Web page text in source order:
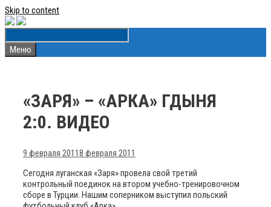
Skip to content
Меню
«ЗАРЯ» – «АРКА» ГДЫНЯ
2:0. ВИДЕО
9 февраля 20118 февраля 2011
Сегодня луганская «Заря» провела свой третий
контрольный поединок на втором учебно-тренировочном
сборе в Турции. Нашим соперником выступил польский